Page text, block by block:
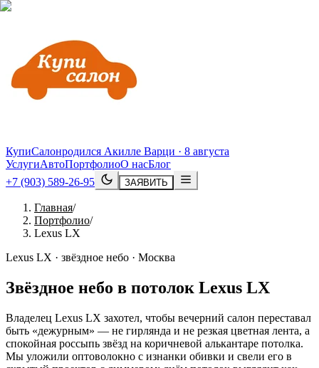
КупиСалонродился Акилле Варци · 8 августа
УслугиАвтоПортфолиоО насБлог
+7 (903) 589-26-95
ЗАЯВИТЬ
Главная/
Портфолио/
Lexus LX
Lexus LX · звёздное небо · Москва
Звёздное небо в потолок Lexus LX
Владелец Lexus LX захотел, чтобы вечерний салон переставал
быть «дежурным» — не гирлянда и не резкая цветная лента, а
спокойная россыпь звёзд на коричневой алькантаре потолка.
Мы уложили оптоволокно с изнанки обивки и свели его в